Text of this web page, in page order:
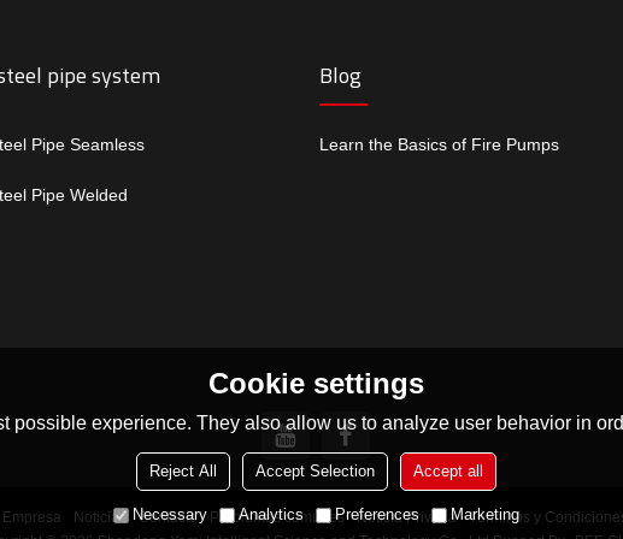
pipe system
Pipe Seamless
Pipe Welded
Blog
Learn the Basics of Fire Pumps
Empresa Noticias Contacto Problemas comunes Noticia Privada
Términos y
Cookie settings
possible experience. They also allow us to analyze user behavior in
Reject All Accept Selection Accept all
Necessary Analytics Preferences Marketing